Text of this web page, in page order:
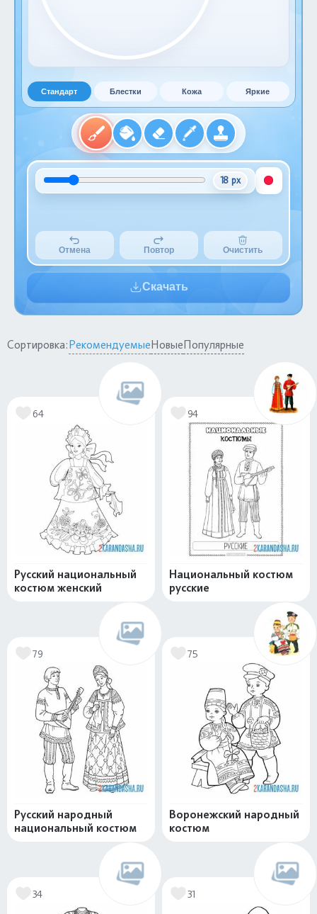
Стандарт Блестки Кожа Яркие
18 px
Отмена Повтор Очистить
Скачать
Сортировка:РекомендуемыеНовыеПопулярные
64
Русский национальный
костюм женский
94
Национальный костюм
русские
79
Русский народный
национальный костюм
75
Воронежский народный
костюм
34 31